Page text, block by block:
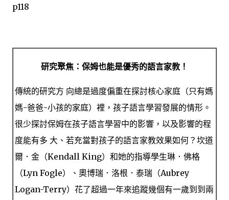
p118
研究聚焦：保姆也能是優秀的語言家教！
傳統的研究方 向總是過度偏重在探討核心家庭（只有媽
媽-爸爸-小孩的家庭）裡，孩子語言學習發展的情形。
很少探討保姆在孩子語言學習中的影響，以及影響的程
度能有多 大、若充當對孩子的語言家教效果如何？坎道
爾．金（Kendall King）和她的指導學生琳．佛格
（Lyn Fogle）、奧博瑞．洛根．泰瑞（Aubrey
Logan-Terry）花了超過一年來追蹤幾個有一歲到到兩